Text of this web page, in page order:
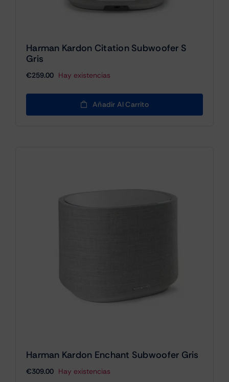
Harman Kardon Citation Subwoofer S
Gris
€259.00 Hay existencias
Añadir Al Carrito
Harman Kardon Enchant Subwoofer Gris
€309.00 Hay existencias